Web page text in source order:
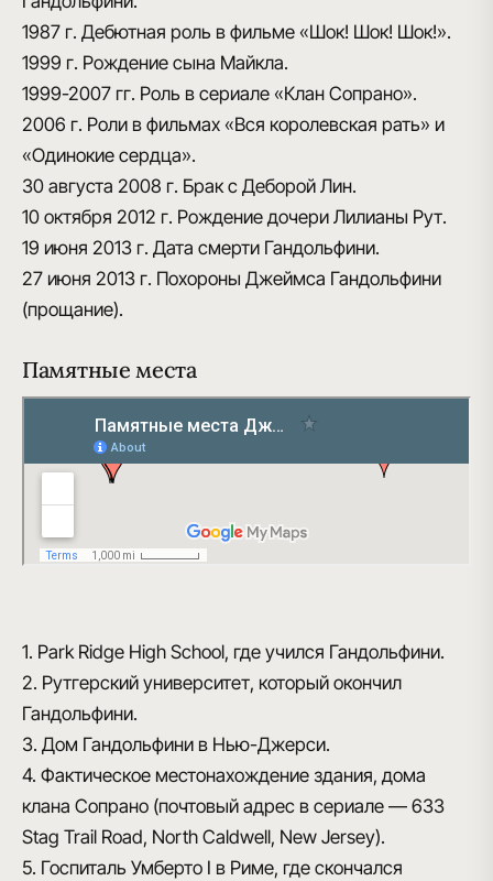
1987 г. Дебютная роль в фильме «Шок! Шок! Шок!».
1999 г. Рождение сына Майкла.
1999-2007 гг. Роль в сериале «Клан Сопрано».
2006 г. Роли в фильмах «Вся королевская рать» и
«Одинокие сердца».
30 августа 2008 г. Брак с Деборой Лин.
10 октября 2012 г. Рождение дочери Лилианы Рут.
19 июня 2013 г. Дата смерти Гандольфини.
27 июня 2013 г. Похороны Джеймса Гандольфини
(прощание).
Памятные места
1. Park Ridge High School, где учился Гандольфини.
2. Рутгерский университет, который окончил
Гандольфини.
3. Дом Гандольфини в Нью-Джерси.
4. Фактическое местонахождение здания, дома
клана Сопрано (почтовый адрес в сериале — 633
Stag Trail Road, North Caldwell, New Jersey).
5. Госпиталь Умберто I в Риме, где скончался